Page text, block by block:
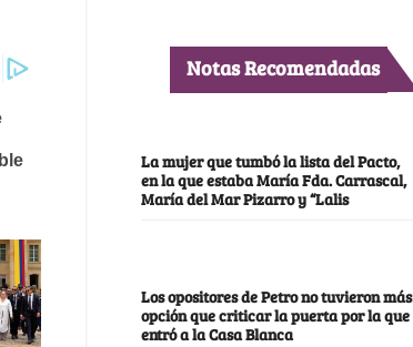
Notas Recomendadas
La mujer que tumbó la lista del Pacto,
en la que estaba María Fda. Carrascal,
María del Mar Pizarro y “Lalis
Los opositores de Petro no tuvieron más
opción que criticar la puerta por la que
entró a la Casa Blanca